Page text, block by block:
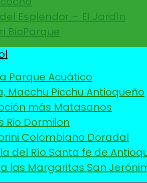
Esplendor – El Jardín
BioParque
Parque Acuático
Macchu Picchu Antioqueño
más Matasanos
Rio Dormilon
Colombiano Doradal
del Río Santa fe de
las Margaritas San